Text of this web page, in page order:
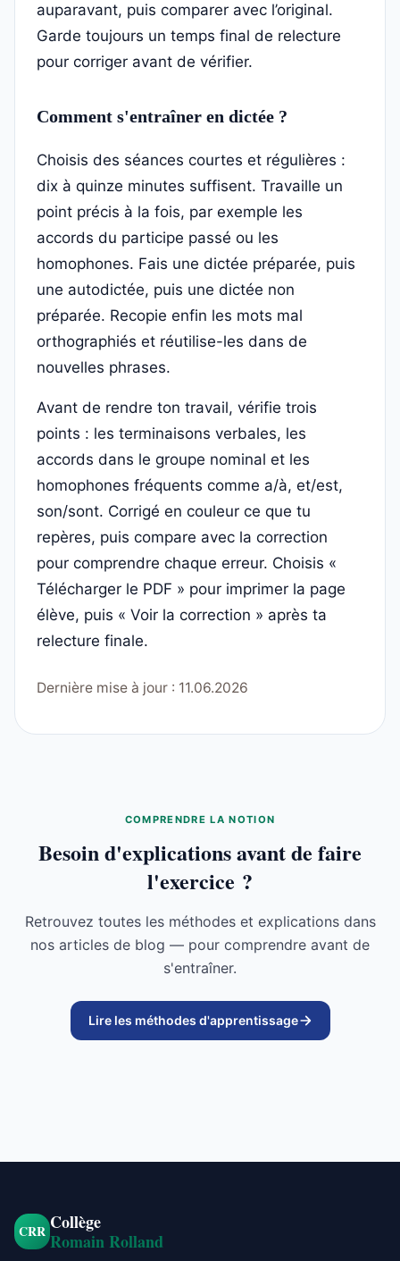
auparavant, puis comparer avec l’original.
Garde toujours un temps final de relecture
pour corriger avant de vérifier.
Comment s'entraîner en dictée ?
Choisis des séances courtes et régulières :
dix à quinze minutes suffisent. Travaille un
point précis à la fois, par exemple les
accords du participe passé ou les
homophones. Fais une dictée préparée, puis
une autodictée, puis une dictée non
préparée. Recopie enfin les mots mal
orthographiés et réutilise-les dans de
nouvelles phrases.
Avant de rendre ton travail, vérifie trois
points : les terminaisons verbales, les
accords dans le groupe nominal et les
homophones fréquents comme a/à, et/est,
son/sont. Corrigé en couleur ce que tu
repères, puis compare avec la correction
pour comprendre chaque erreur. Choisis «
Télécharger le PDF » pour imprimer la page
élève, puis « Voir la correction » après ta
relecture finale.
Dernière mise à jour : 11.06.2026
COMPRENDRE LA NOTION
Besoin d'explications avant de faire
l'exercice ?
Retrouvez toutes les méthodes et explications dans
nos articles de blog — pour comprendre avant de
s'entraîner.
Lire les méthodes d'apprentissage
CRR Collège
Romain Rolland